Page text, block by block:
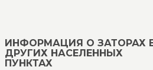
ИНФОРМАЦИЯ О ЗАТОРАХ
ДРУГИХ НАСЕЛЕННЫХ
ПУНКТАХ